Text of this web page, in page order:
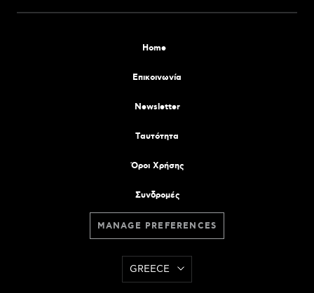
Home
Επικοινωνία
Newsletter
Tαυτότητα
Όροι Χρήσης
Συνδρομές
MANAGE PREFERENCES
GREECE